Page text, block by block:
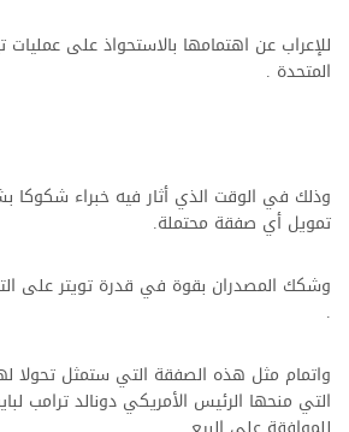
تطبيق التيك توك
للإعراب عن اهتمامها بالاستحواذ على
المتحدة .
وذلك في الوقت الذي أثار فيه خبراء شكوكا
تمويل أي صفقة محتملة.
وشكك المصدران بقوة في قدرة تويتر على
.
واتمام مثل هذه الصفقة التي ستمثل تحولا